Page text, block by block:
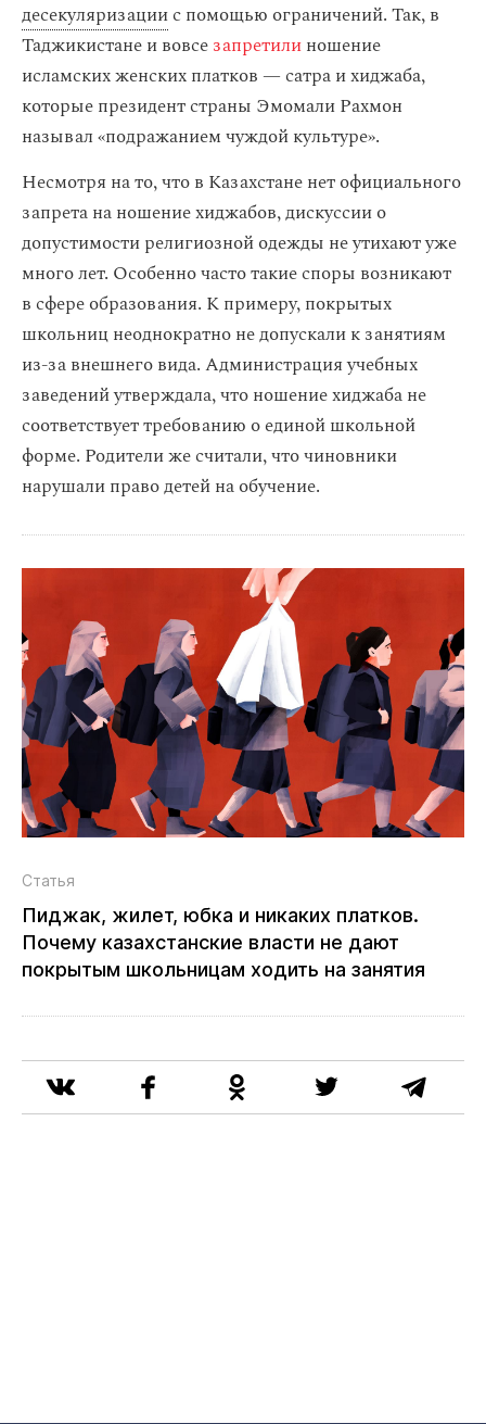
десекуляризациис помощью ограничений. Так, в
Таджикистане и вовсезапретилиношение
исламских женских платков — сатра и хиджаба,
которые президент страны Эмомали Рахмон
называл «подражанием чуждой культуре».
Несмотря на то, что в Казахстане нет официального
запрета на ношение хиджабов, дискуссии о
допустимости религиозной одежды не утихают уже
много лет. Особенно часто такие споры возникают
в сфере образования. К примеру, покрытых
школьниц неоднократно не допускали к занятиям
из-за внешнего вида. Администрация учебных
заведений утверждала, что ношение хиджаба не
соответствует требованию о единой школьной
форме. Родители же считали, что чиновники
нарушали право детей на обучение.
Статья
Пиджак, жилет, юбка и никаких платков.
Почему казахстанские власти не дают
покрытым школьницам ходить на занятия